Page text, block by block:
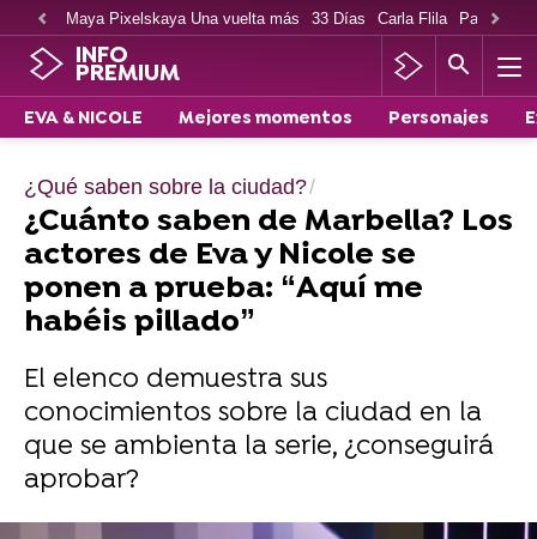
Maya Pixelskaya Una vuelta más 33 Días Carla Flila Paco
INFO
PREMIUM
EVA & NICOLE Mejores momentos Personajes
¿Qué saben sobre la ciudad?
¿Cuánto saben de Marbella? Los
actores de Eva y Nicole se
ponen a prueba: “Aquí me
habéis pillado”
El elenco demuestra sus
conocimientos sobre la ciudad en la
que se ambienta la serie, ¿conseguirá
aprobar?